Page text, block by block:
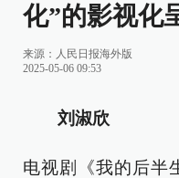
化”的影视化
来源： 人民日报海外版
2025-05-06 09:53
刘淑欣
电视剧《我的后半